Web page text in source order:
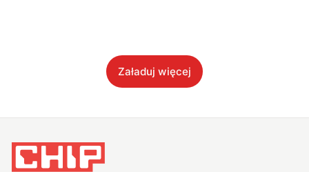
Załaduj więcej